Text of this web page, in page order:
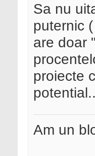
Sa nu
puternic
are doar
proiecte
Am un